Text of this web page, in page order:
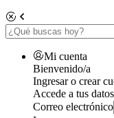
Mi cuenta
Bienvenido/a
Ingresar o crear
Accede a tus
Correo electrónico